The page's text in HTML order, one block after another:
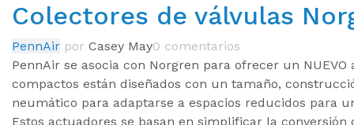
Colectores de válvulas
PennAir por Casey May0 comentarios
PennAir se asocia con Norgren para ofrecer un
compactos están diseñados con un tamaño,
neumático para adaptarse a espacios reducidos para
Estos actuadores se basan en simplificar la